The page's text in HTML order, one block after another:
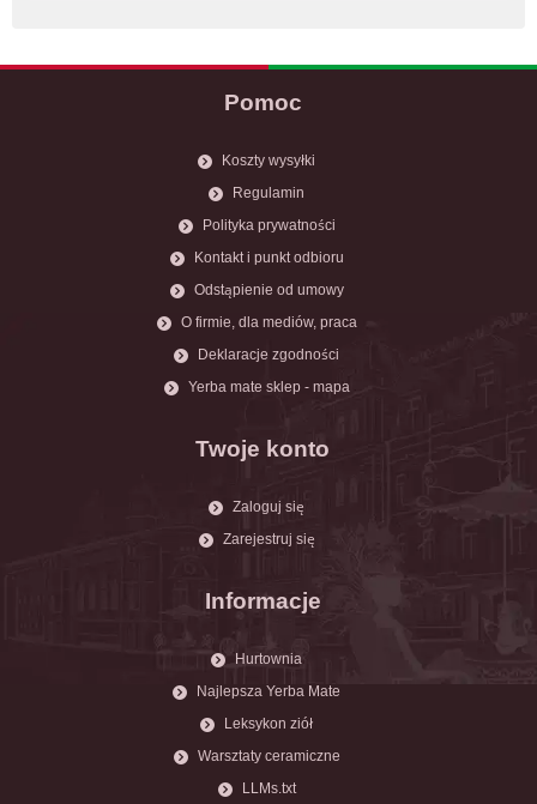
Pomoc
Koszty wysyłki
Regulamin
Polityka prywatności
Kontakt i punkt odbioru
Odstąpienie od umowy
O firmie, dla mediów, praca
Deklaracje zgodności
Yerba mate sklep - mapa
Twoje konto
Zaloguj się
Zarejestruj się
Informacje
Hurtownia
Najlepsza Yerba Mate
Leksykon ziół
Warsztaty ceramiczne
LLMs.txt